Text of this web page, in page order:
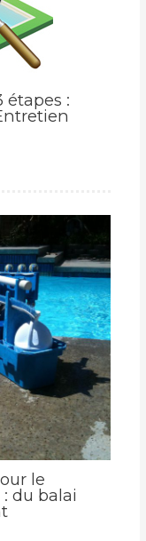
étapes :
le
du balai